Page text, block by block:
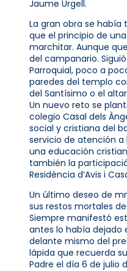
Jaume Urgell.
La gran obra se
que el principio de
marchitar. Aunque
del campanario.
Parroquial, poco a
paredes del templo
del Santísimo o el
Un nuevo reto se
colegio Casal dels
social y cristiana del
servicio de atención
una educación
también la
Residència d’Avis i
Un último deseo de
sus restos mortales
Siempre manifestó
antes lo había dejado
delante mismo del
lápida que recuerda
Padre el día 6 de julio